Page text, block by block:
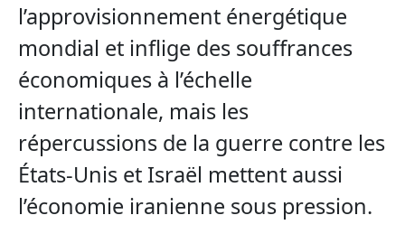
l’approvisionnement énergétique
mondial et inflige des souffrances
économiques à l’échelle
internationale, mais les
répercussions de la guerre contre les
États-Unis et Israël mettent aussi
l’économie iranienne sous pression.